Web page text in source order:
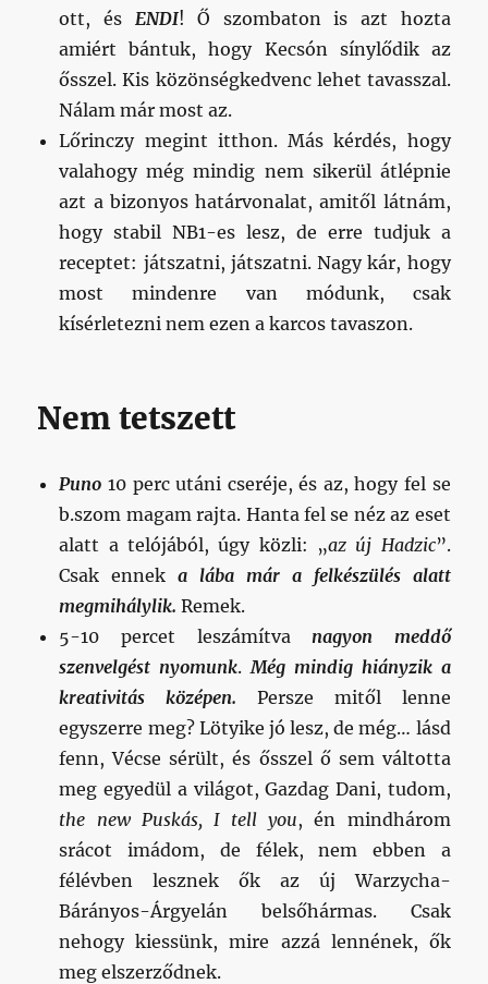
ott, és ENDI! Ő szombaton is azt hozta
amiért bántuk, hogy Kecsón sínylődik az
ősszel. Kis közönségkedvenc lehet tavasszal.
Nálam már most az.
Lőrinczy megint itthon. Más kérdés, hogy
valahogy még mindig nem sikerül átlépnie
azt a bizonyos határvonalat, amitől látnám,
hogy stabil NB1-es lesz, de erre tudjuk a
receptet: játszatni, játszatni. Nagy kár, hogy
most mindenre van módunk, csak
kísérletezni nem ezen a karcos tavaszon.
Nem tetszett
Puno 10 perc utáni cseréje, és az, hogy fel se
b.szom magam rajta. Hanta fel se néz az eset
alatt a telójából, úgy közli: „az új Hadzic”.
Csak enneka lába már a felkészülés alatt
megmihálylik. Remek.
5-10 percet leszámítva nagyon meddő
szenvelgést nyomunk. Még mindig hiányzik a
kreativitás középen.
Persze mitől lenne
egyszerre meg? Lötyike jó lesz, de még… lásd
fenn, Vécse sérült, és ősszel ő sem váltotta
meg egyedül a világot, Gazdag Dani, tudom,
the new Puskás, I tell you, én mindhárom
srácot imádom, de félek, nem ebben a
félévben lesznek ők az új Warzycha-
Bárányos-Árgyelán belsőhármas. Csak
nehogy kiessünk, mire azzá lennének, ők
meg elszerződnek.